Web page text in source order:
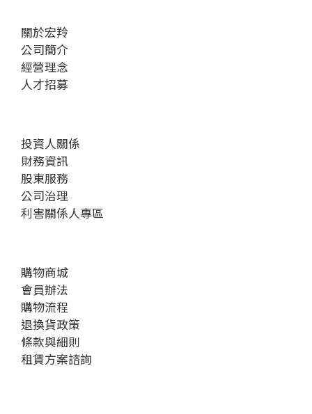
關於宏羚
公司簡介
經營理念
人才招募
投資人關係
財務資訊
股東服務
公司治理
利害關係人專區
購物商城
會員辦法
購物流程
退換貨政策
條款與細則
租賃方案諮詢